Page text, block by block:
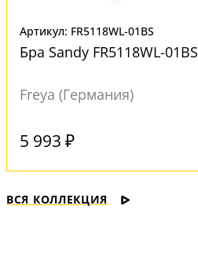
Артикул: FR5118WL-01BS
Бра Sandy FR5118WL-01BS
Freya (Германия)
5 993 ₽
ВСЯ КОЛЛЕКЦИЯ